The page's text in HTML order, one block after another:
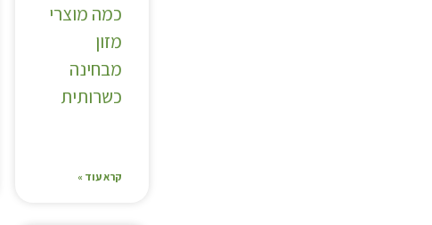
כמה מוצרי
מזון
מבחינה
כשרותית
קרא עוד »